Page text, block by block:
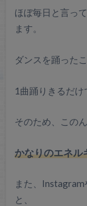
ほぼ毎日と言っ
ます。
ダンスを踊った
1曲踊りきるだけ
そのため、この
かなりのエネル
また、
と、